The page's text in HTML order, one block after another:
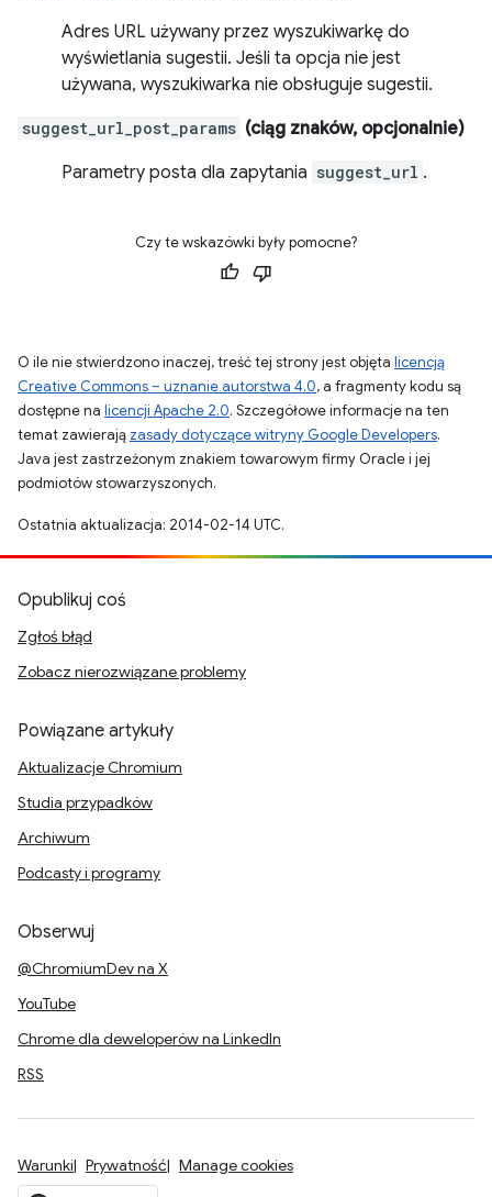
Adres URL używany przez wyszukiwarkę do
wyświetlania sugestii. Jeśli ta opcja nie jest
używana, wyszukiwarka nie obsługuje sugestii.
suggest_url_post_params (ciąg znaków, opcjonalnie)
Parametry posta dla zapytania suggest_url .
Czy te wskazówki były pomocne?
O ile nie stwierdzono inaczej, treść tej strony jest objęta licencją
Creative Commons – uznanie autorstwa 4.0, a fragmenty kodu są
dostępne na licencji Apache 2.0. Szczegółowe informacje na ten
temat zawierają zasady dotyczące witryny Google Developers.
Java jest zastrzeżonym znakiem towarowym firmy Oracle i jej
podmiotów stowarzyszonych.
Ostatnia aktualizacja: 2014-02-14 UTC.
Opublikuj coś
Zgłoś błąd
Zobacz nierozwiązane problemy
Powiązane artykuły
Aktualizacje Chromium
Studia przypadków
Archiwum
Podcasty i programy
Obserwuj
@ChromiumDev na X
YouTube
Chrome dla deweloperów na LinkedIn
RSS
Warunki Prywatność Manage cookies